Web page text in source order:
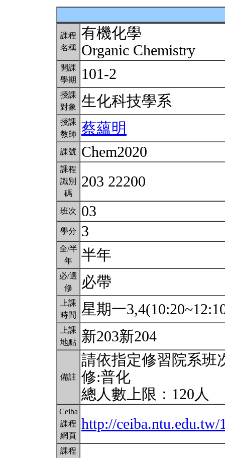
課程
名稱
有機化學
Organic Chemistry
開課
學期
101-2
授課
對象
生化科技學系
授課
教師
蔡蘊明
課號 Chem2020
課程
識別
碼
203 22200
班次 03
學分 3
全/半
年
半年
必/選
修
必帶
上課
時間
星期一
上課
地點
新203新204
備註
請依指定修習院系班
修:普化
總人數上限：120人
Ceiba
課程
網頁
http://ceiba.ntu.edu.tw/
課程